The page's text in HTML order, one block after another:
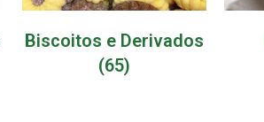
Biscoitos e Derivados
(65)